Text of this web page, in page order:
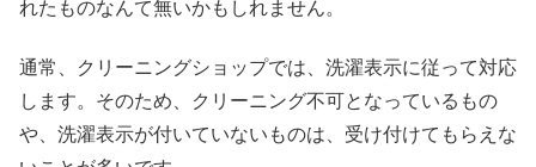
れたものなんて無いかもしれません。
通常、クリーニングショップでは、洗濯表示に従って対応
します。そのため、クリーニング不可となっているもの
や、洗濯表示が付いていないものは、受け付けてもらえな